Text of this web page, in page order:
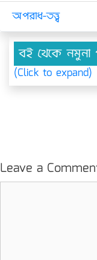
অপরাধ-তত্ত্ব
বই থেকে নমুনা
(Click to expand)
Leave a